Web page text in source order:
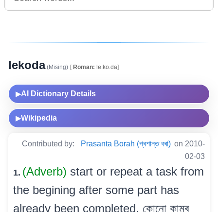
lekoda(Mising) [Roman: le.ko.da]
▶AI Dictionary Details
▶Wikipedia
Contributed by: Prasanta Borah (প্ৰশান্ত বৰা) on 2010-
02-03
1. (Adverb) start or repeat a task from
the begining after some part has
already been completed. কোনো কামৰ